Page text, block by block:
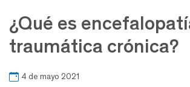
¿Qué es
traumática crónica?
4 de mayo 2021